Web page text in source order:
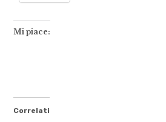
Mi piace:
Correlati